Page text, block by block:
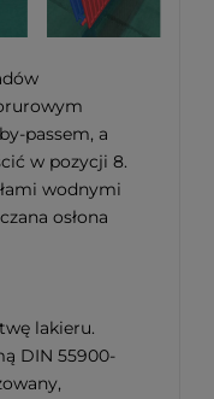
passem, a
w pozycji 8.
wodnymi
osłona
lakieru.
DIN 55900-